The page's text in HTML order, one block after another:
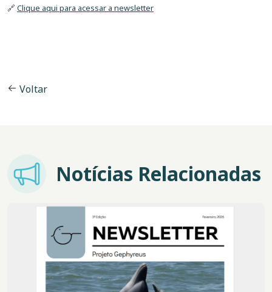
🔗 Clique aqui para acessar a newsletter
Voltar
Imagem Notícias Relacionadas